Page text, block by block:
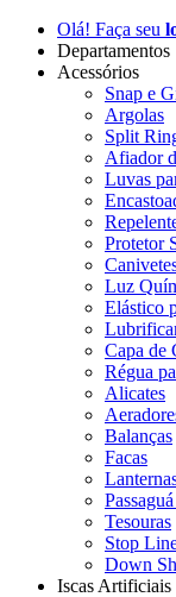
Olá! Faça seu
Departamentos
Acessórios
Snap e
Argolas
Split
Afiador
Luvas
Protetor
Luz
Elástico
Capa de
Régua
Alicates
Balanças
Facas
Tesouras
Stop
Down
Iscas Artificiais